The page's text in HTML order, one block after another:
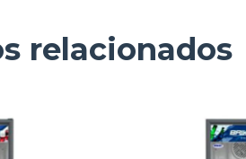
relacionados